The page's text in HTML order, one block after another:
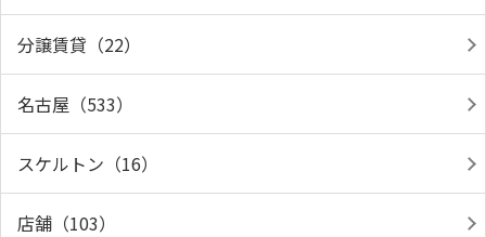
分譲賃貸（22）
名古屋（533）
スケルトン（16）
店舗（103）